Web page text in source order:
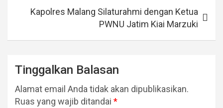
Kapolres Malang Silaturahmi dengan Ketua
PWNU Jatim Kiai Marzuki
Tinggalkan Balasan
Alamat email Anda tidak akan dipublikasikan.
Ruas yang wajib ditandai *